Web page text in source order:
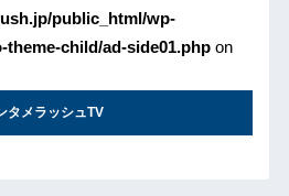
public_html/wp-
child/ad-side01.phpon
タメラッシュTV